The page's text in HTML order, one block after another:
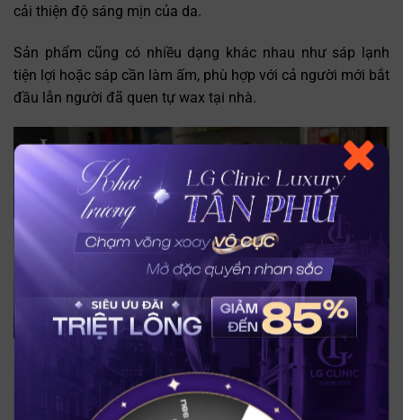
cải thiện độ sáng mịn của da.
Sản phẩm cũng có nhiều dạng khác nhau như sáp lạnh
tiện lợi hoặc sáp cần làm ấm, phù hợp với cả người mới bắt
đầu lẫn người đã quen tự wax tại nhà.
Sáp wax Veo Honey Wax
Nếu bạn muốn tìm một giải pháp lâu dài hơn thay vì phải
Trò chuyện cùng
Trợ lý bác sĩ LG Clinic